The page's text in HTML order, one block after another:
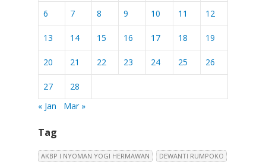
6 7 8 9 10 11 12
13 14 15 16 17 18 19
20 21 22 23 24 25 26
27
28
« Jan
Mar »
Tag
AKBP I NYOMAN YOGI HERMAWAN DEWANTI RUMPOKO